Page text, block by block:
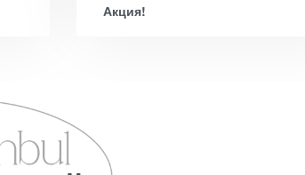
Акция!